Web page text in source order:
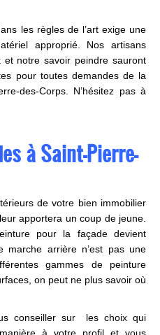
les règles de l’art exige une
approprié. Nos artisans
et notre savoir peindre sauront
pour toutes demandes de la
des-Corps. N’hésitez pas à
à Saint-Pierre-
de votre bien immobilier
apportera un coup de jeune.
pour la façade devient
arrière n’est pas une
gammes de peinture
on peut ne plus savoir où
conseiller sur les choix qui
à votre profil et vous